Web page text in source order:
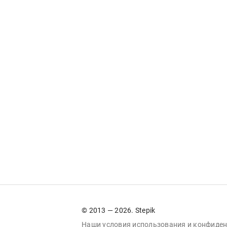
© 2013 — 2026. Stepik
Наши условия использования и